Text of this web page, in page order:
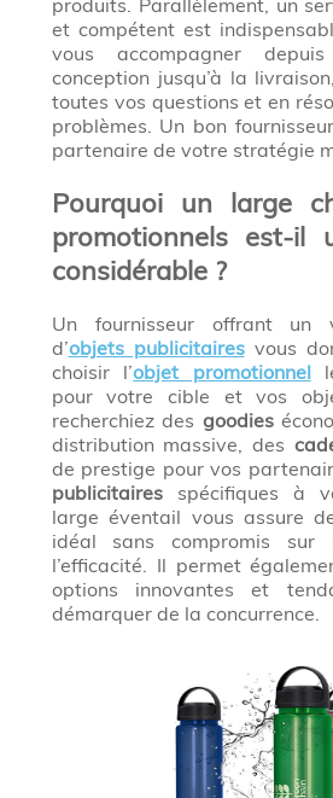
et compétent est
vous accompagner
conception jusqu’à la
toutes vos questions et en
problèmes. Un bon
partenaire de votre stratégie
Pourquoi un large
promotionnels est-il
considérable ?
Un fournisseur offrant un
d’objets publicitairesvous
choisir l’objet promotionnel
pour votre cible et vos
recherchiez des goodies
distribution massive, des
de prestige pour vos
publicitairesspécifiques à
large éventail vous assure
idéal sans compromis
l’efficacité. Il permet
options innovantes et
démarquer de la concurrence.